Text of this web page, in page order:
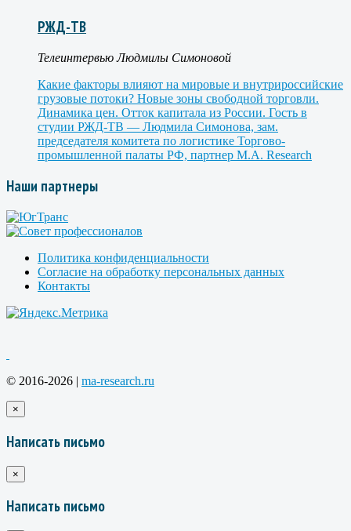
РЖД-ТВ
Телеинтервью Людмилы Симоновой
Какие факторы влияют на мировые и внутрироссийские
грузовые потоки? Новые зоны свободной торговли.
Динамика цен. Отток капитала из России. Гость в
студии РЖД-ТВ — Людмила Симонова, зам.
председателя комитета по логистике Торгово-
промышленной палаты РФ, партнер M.A. Research
Наши партнеры
Политика конфиденциальности
Согласие на обработку персональных данных
Контакты
© 2016-2026 | ma-research.ru
×
Написать письмо
×
Написать письмо